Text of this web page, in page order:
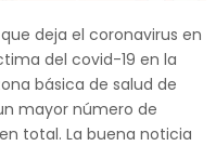
deja el coronavirus en
del covid-19 en la
básica de salud de
mayor número de
total. La buena noticia